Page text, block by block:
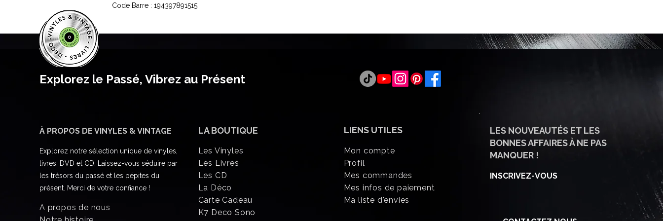
Code Barre : 194397891515
Explorez le Passé, Vibrez au Présent
À PROPOS DE VINYLES & VINTAGE
Explorez notre sélection unique de vinyles,
livres, DVD et CD. Laissez-vous séduire par
les trésors du passé et les pépites du
présent. Merci de votre confiance !
A propos de nous
LA BOUTIQUE
Les Vinyles
Les Livres
Les CD
La Déco
Carte Cadeau
K7 Deco Sono
LIENS UTILES
Mon compte
Profil
Mes commandes
Mes infos de paiement
Ma liste d'envies
LES NOUVEAUTÉS ET LES
BONNES AFFAIRES À NE PAS
MANQUER !
INSCRIVEZ-VOUS